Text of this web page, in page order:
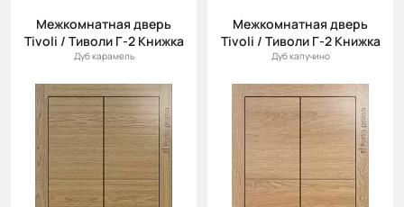
Межкомнатная дверь
Tivoli / Тиволи Г-2 Книжка
Дуб карамель
Межкомнатная дверь
Tivoli / Тиволи Г-2 Книжка
Дуб капучино